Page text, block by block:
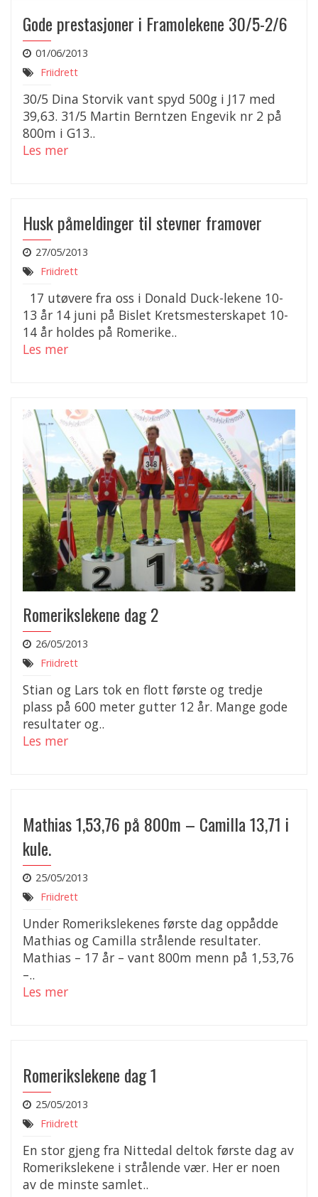
Gode prestasjoner i Framolekene 30/5-2/6
01/06/2013
Friidrett
30/5 Dina Storvik vant spyd 500g i J17 med
39,63. 31/5 Martin Berntzen Engevik nr 2 på
800m i G13..
Les mer
Husk påmeldinger til stevner framover
27/05/2013
Friidrett
17 utøvere fra oss i Donald Duck-lekene 10-
13 år 14 juni på Bislet Kretsmesterskapet 10-
14 år holdes på Romerike..
Les mer
Romerikslekene dag 2
26/05/2013
Friidrett
Stian og Lars tok en flott første og tredje
plass på 600 meter gutter 12 år. Mange gode
resultater og..
Les mer
Mathias 1,53,76 på 800m – Camilla 13,71 i
kule.
25/05/2013
Friidrett
Under Romerikslekenes første dag oppådde
Mathias og Camilla strålende resultater.
Mathias – 17 år – vant 800m menn på 1,53,76
–..
Les mer
Romerikslekene dag 1
25/05/2013
Friidrett
En stor gjeng fra Nittedal deltok første dag av
Romerikslekene i strålende vær. Her er noen
av de minste samlet..